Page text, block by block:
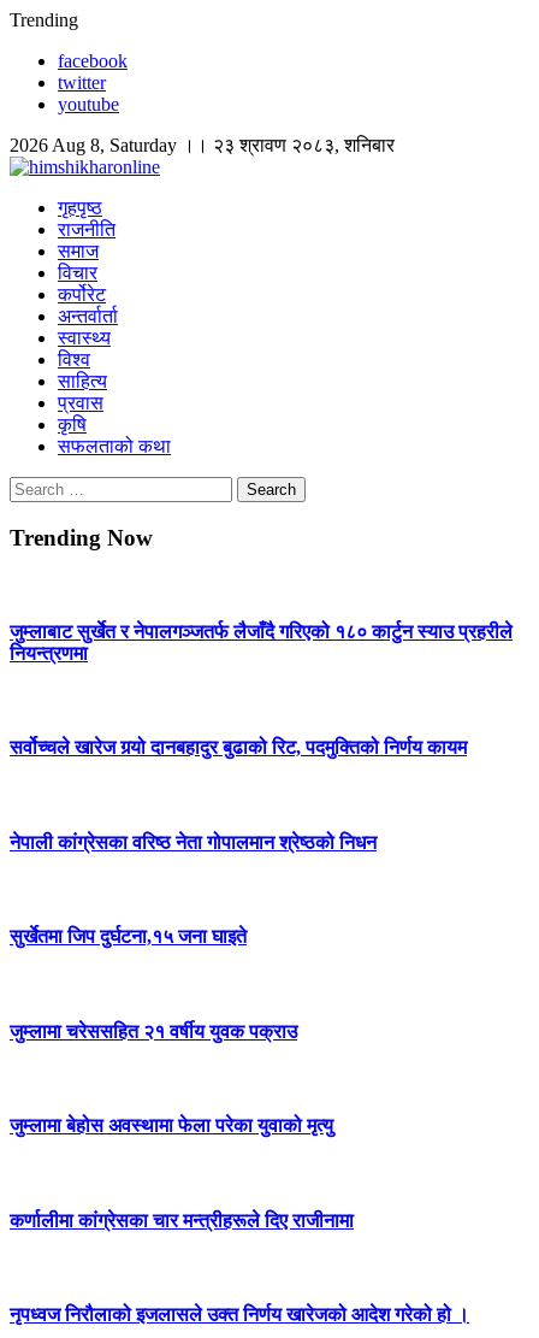
Skip
content
Trending
facebook
twitter
youtube
2026 Aug 8, Saturday ।। २३ श्रावण २०८३, शनिबार
Himshikhar Online
गृहपृष्ठ
राजनीति
समाज
विचार
कर्पोरेट
अन्तर्वार्ता
स्वास्थ्य
विश्व
साहित्य
प्रवास
कृषि
सफलताको कथा
Search
for:
Trending Now
जुम्लाबाट सुर्खेत र नेपालगञ्जतर्फ लैजाँदै गरिएको १८० कार्टुन स्याउ प्रहरीले
नियन्त्रणमा
सर्वोच्चले खारेज गर्‍यो दानबहादुर बुढाको रिट, पदमुक्तिको निर्णय कायम
नेपाली कांग्रेसका वरिष्ठ नेता गोपालमान श्रेष्ठको निधन
सुर्खेतमा जिप दुर्घटना,१५ जना घाइते
जुम्लामा चरेससहित २१ वर्षीय युवक पक्राउ
जुम्लामा बेहोस अवस्थामा फेला परेका युवाको मृत्यु
कर्णालीमा कांग्रेसका चार मन्त्रीहरूले दिए राजीनामा
नृपध्वज निरौलाको इजलासले उक्त निर्णय खारेजको आदेश गरेको हो ।